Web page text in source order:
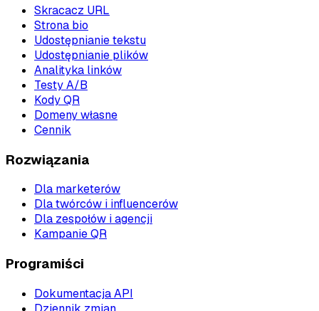
Skracacz URL
Strona bio
Udostępnianie tekstu
Udostępnianie plików
Analityka linków
Testy A/B
Kody QR
Domeny własne
Cennik
Rozwiązania
Dla marketerów
Dla twórców i influencerów
Dla zespołów i agencji
Kampanie QR
Programiści
Dokumentacja API